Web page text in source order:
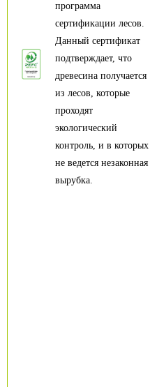
программа
сертификации лесов.
Данный сертификат
подтверждает, что
древесина получается
из лесов, которые
проходят
экологический
контроль, и в которых
не ведется незаконная
вырубка.